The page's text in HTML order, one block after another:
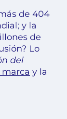
de 404
y la
de
Lo
del
y la